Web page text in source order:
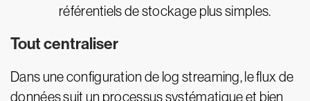
référentiels de stockage plus simples.
Tout centraliser
Dans une configuration de log streaming, le flux de
données suit un processus systématique et bien